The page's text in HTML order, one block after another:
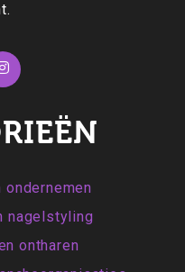
nagelstyling
ontharen